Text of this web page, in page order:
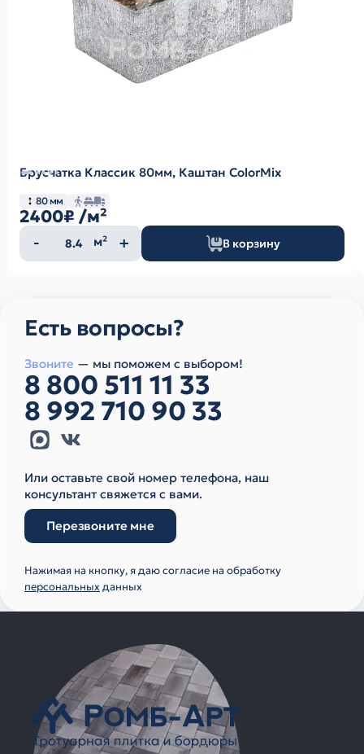
Брусчатка Классик 80мм, Каштан ColorMix
80 мм
2400₽ /м²
Количество
товара
м² В корзину
Есть вопросы?
Звоните — мы поможем с выбором!
8 800 511 11 33
8 992 710 90 33
Или оставьте свой номер телефона, наш
консультант свяжется с вами.
Перезвоните мне
Нажимая на кнопку, я даю согласие на обработку
персональныхданных